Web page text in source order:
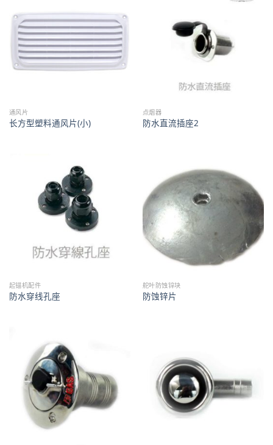
通风片
长方型塑料通风片(小)
点烟器
防水直流插座2
起锚机配件
防水穿线孔座
舵叶防蚀锌块
防蚀锌片